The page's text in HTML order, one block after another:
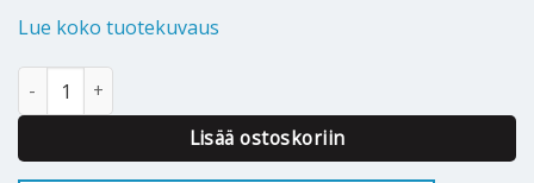
Lue koko tuotekuvaus
Nibe lämminvesivaraajan uppovastus BA 35 - 218021 määrä
Lisää ostoskoriin